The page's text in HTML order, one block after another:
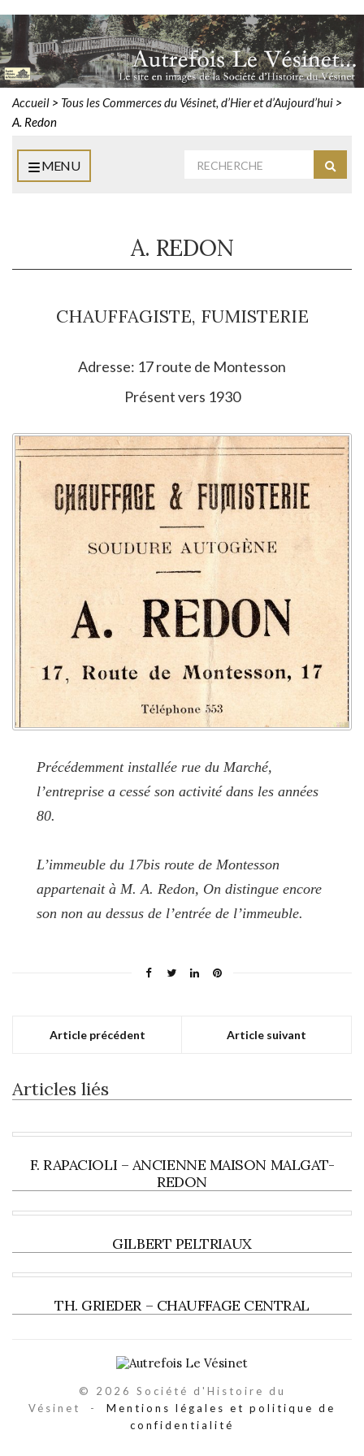
Accueil > Tous les Commerces du Vésinet, d’Hier et d’Aujourd’hui >
A. Redon
MENU
A. REDON
CHAUFFAGISTE, FUMISTERIE
Adresse: 17 route de Montesson
Présent vers 1930
Précédemment installée rue du Marché,
l’entreprise a cessé son activité dans les années
80.
L’immeuble du 17bis route de Montesson
appartenait à M. A. Redon, On distingue encore
son non au dessus de l’entrée de l’immeuble.
Article précédent Article suivant
Articles liés
F. RAPACIOLI – ANCIENNE MAISON MALGAT-
REDON
GILBERT PELTRIAUX
TH. GRIEDER – CHAUFFAGE CENTRAL
© 2026 Société d'Histoire du
Vésinet - Mentions légales et politique de
confidentialité